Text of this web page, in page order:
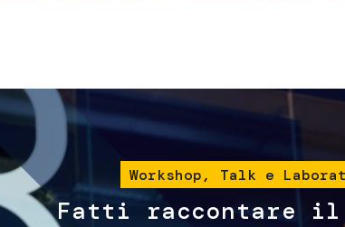
Immagine
Workshop, Talk e
Fatti raccontare il